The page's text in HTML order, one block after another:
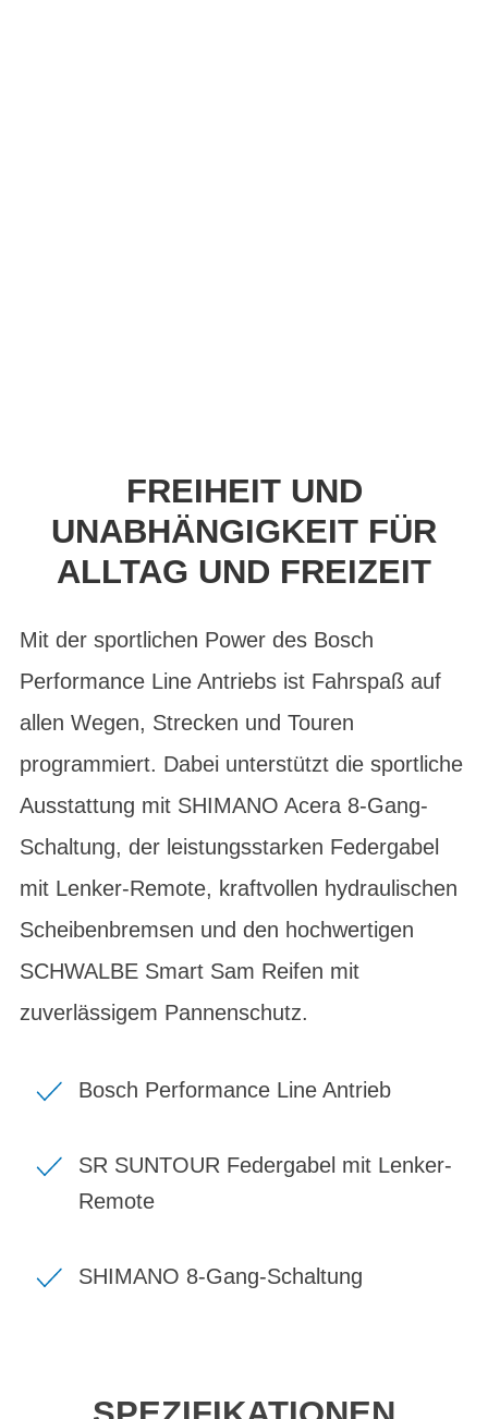
FREIHEIT UND
UNABHÄNGIGKEIT FÜR
ALLTAG UND FREIZEIT
Mit der sportlichen Power des Bosch
Performance Line Antriebs ist Fahrspaß auf
allen Wegen, Strecken und Touren
programmiert. Dabei unterstützt die sportliche
Ausstattung mit SHIMANO Acera 8-Gang-
Schaltung, der leistungsstarken Federgabel
mit Lenker-Remote, kraftvollen hydraulischen
Scheibenbremsen und den hochwertigen
SCHWALBE Smart Sam Reifen mit
zuverlässigem Pannenschutz.
Bosch Performance Line Antrieb
SR SUNTOUR Federgabel mit Lenker-
Remote
SHIMANO 8-Gang-Schaltung